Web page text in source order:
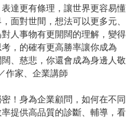
達更有條理，讓世界更容易懂
面對世間，想法可以更多元、
人事物有更開闊的理解，變得
，的確有更高勝率讓你成為
、慈悲，你還會成為身邊人敬
作家、企業講師
！身為企業顧問，如何在不同
提供高品質的診斷、輔導，看